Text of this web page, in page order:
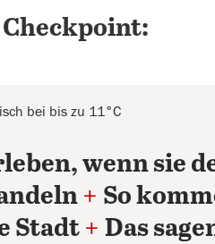
Checkpoint:
bei bis zu 11°C
wenn sie
+ So
Stadt + Das